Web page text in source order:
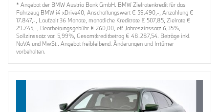
* Angebot der BMW Austria Bank GmbH. BMW Zielratenkredit für das
Fahrzeug BMW i4 xDrive40, Anschaffungswert € 59.490,-, Anzahlung €
17.847,-, Laufzeit 36 Monate, monatliche Kreditrate € 507,85, Zielrate €
29.745,-, Bearbeitungsgebühr € 260,00, eff. Jahreszinssatz 6,35%,
Sollzinssatz var. 5,99%, Gesamtkreditbetrag € 48.287,54. Beträge inkl.
NoVA und MwSt.. Angebot freibleibend. Änderungen und Irrtümer
vorbehalten.